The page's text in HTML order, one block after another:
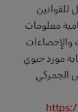
للقوانين
معلومات
والإحصاءات
مورد حيوي
الجمركي